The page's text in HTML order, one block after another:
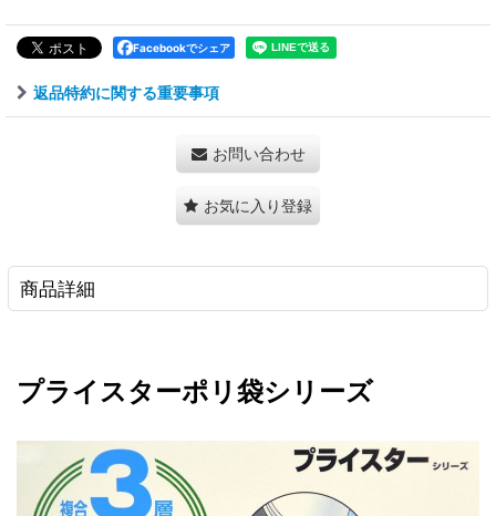
Facebookでシェア
返品特約に関する重要事項
お問い合わせ
お気に入り登録
商品詳細
プライスターポリ袋シリーズ